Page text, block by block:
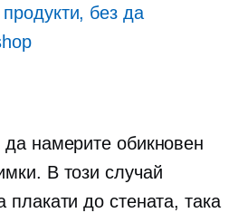
без да
да намерите обикновен
В този случай
плакати до стената, така